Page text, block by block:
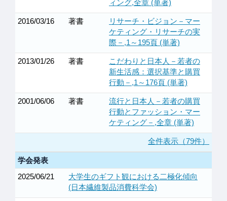
ィング,全章 (単著)
2016/03/16 著書
リサーチ・ビジョン－マー
ケティング・リサーチの実
際－,1～195頁 (単著)
2013/01/26 著書
こだわりと日本人－若者の
新生活感：選択基準と購買
行動－,1～176頁 (単著)
2001/06/06 著書
流行と日本人－若者の購買
行動とファッション・マー
ケティング－,全章 (単著)
全件表示（79件）
学会発表
2025/06/21
大学生のギフト観における二極化傾向
(日本繊維製品消費科学会)